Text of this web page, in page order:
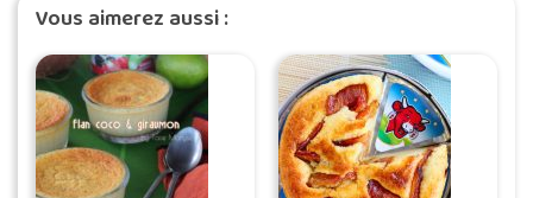
Vous aimerez aussi :